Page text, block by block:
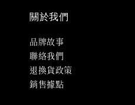
關於我們
品牌故事
聯絡我們
退換貨政策
銷售據點